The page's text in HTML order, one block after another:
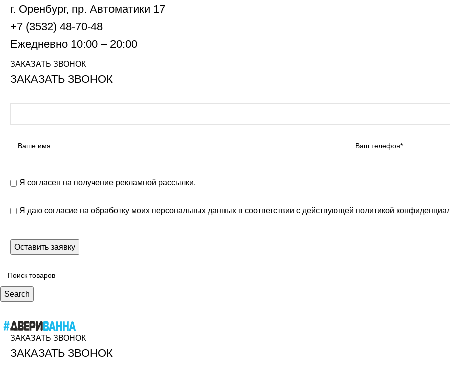
г. Оренбург, пр. Автоматики 17
+7 (3532) 48-70-48
Ежедневно 10:00 – 20:00
ЗАКАЗАТЬ ЗВОНОК
ЗАКАЗАТЬ ЗВОНОК
Я согласен на получение рекламной рассылки.
Я даю согласие на обработку моих персональных данных в соответствии с действующей политикой
Search
ЗАКАЗАТЬ ЗВОНОК
ЗАКАЗАТЬ ЗВОНОК